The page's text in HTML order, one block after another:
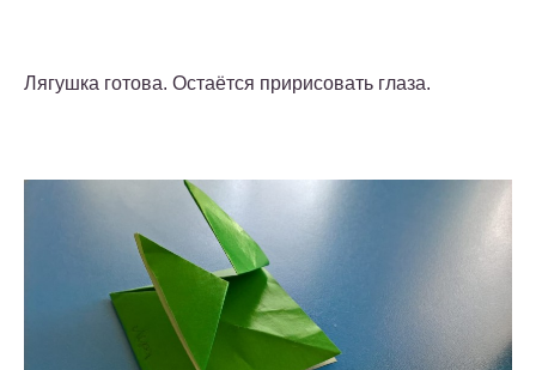
Лягушка готова. Остаётся пририсовать глаза.